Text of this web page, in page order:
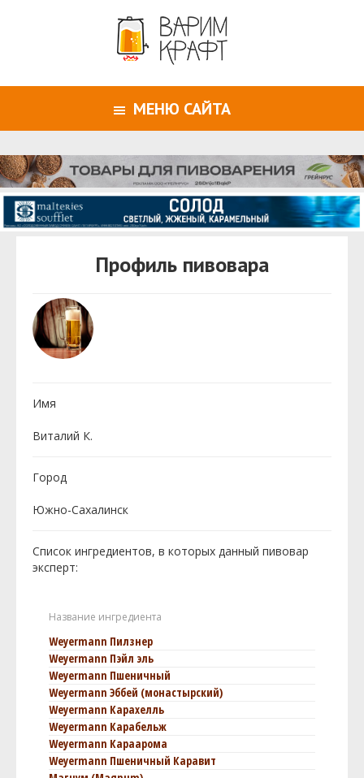
МЕНЮ САЙТА
Профиль пивовара
Имя
Виталий К.
Город
Южно-Сахалинск
Список ингредиентов, в которых данный пивовар
эксперт:
Название ингредиента
Weyermann Пилзнер
Weyermann Пэйл эль
Weyermann Пшеничный
Weyermann Эббей (монастырский)
Weyermann Карахелль
Weyermann Карабельж
Weyermann Караарома
Weyermann Пшеничный Каравит